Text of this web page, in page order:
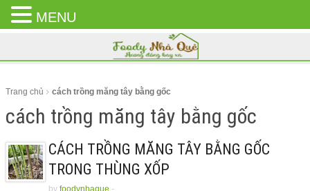
CLOSE
MENU
Trang chủ cách trồng măng tây bằng gốc
cách trồng măng tây bằng gốc
CÁCH TRỒNG MĂNG TÂY BẰNG GỐC
TRONG THÙNG XỐP
by foodynhaque -
MENU